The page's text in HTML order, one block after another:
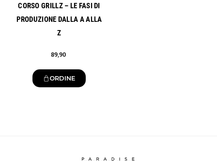
CORSO GRILLZ – LE FASI DI
PRODUZIONE DALLA A ALLA
Z
89,90
ORDINE